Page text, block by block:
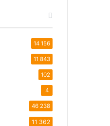
14 156
11 843
102
4
46 238
11 362